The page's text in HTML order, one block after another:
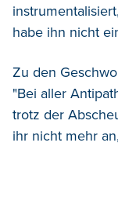
habe ihn nicht
Zu den
"Bei aller
trotz der
ihr nicht mehr